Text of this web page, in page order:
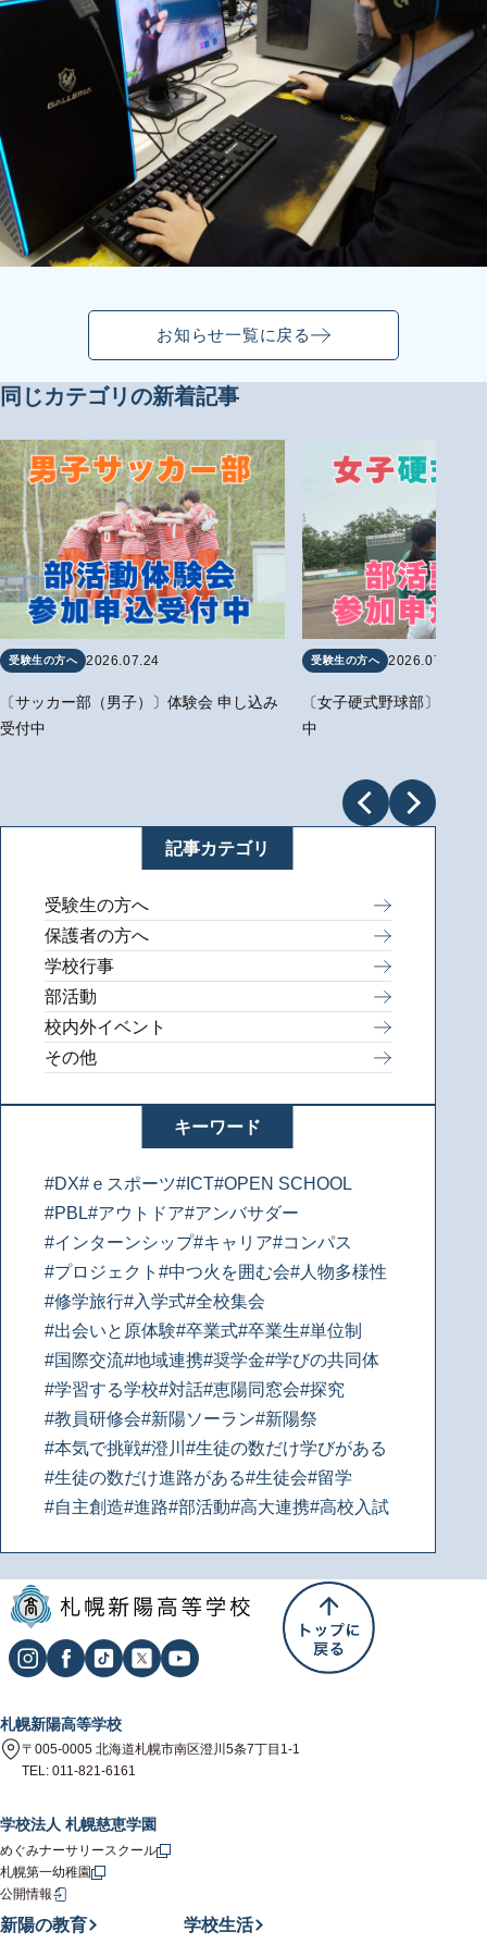
お知らせ一覧に戻る
記事カテゴリ
受験生の方へ
保護者の方へ
学校行事
部活動
校内外イベント
その他
キーワード
#DX#ｅスポーツ#ICT#OPEN SCHOOL
#PBL#アウトドア#アンバサダー
#インターンシップ#キャリア#コンパス
#プロジェクト #中つ火を囲む会#人物多様性
#修学旅行#入学式#全校集会
#出会いと原体験#卒業式#卒業生#単位制
#国際交流#地域連携#奨学金#学びの共同体
#学習する学校#対話#恵陽同窓会#探究
#教員研修会#新陽ソーラン#新陽祭
#本気で挑戦#澄川 #生徒の数だけ学びがある
#生徒の数だけ進路がある#生徒会#留学
#自主創造#進路#部活動#高大連携#高校入試
同じカテゴリの新着記事
受験生の方へ 2026.07.24
〔サッカー部（男子）〕体験会 申し込み
受付中
受験生の方へ 2026.07.24
〔女子硬式野球部〕体験
中
札幌新陽高等学校
〒005-0005 北海道札幌市南区澄川5条7丁目1-1
TEL: 011-821-6161
学校法人 札幌慈恵学園
めぐみナーサリースクール
札幌第一幼稚園
公開情報
新陽の教育 学校生活